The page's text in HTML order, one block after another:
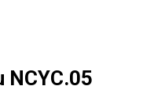
NCYC.05